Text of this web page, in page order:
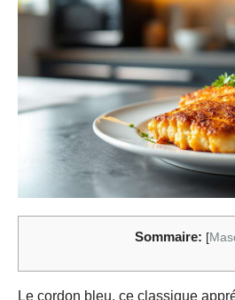
Sommaire: [
Le cordon bleu, ce classique